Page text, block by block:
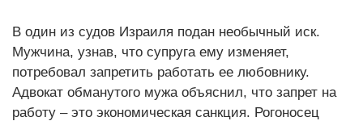
В один из судов Израиля подан необычный иск.
Мужчина, узнав, что супруга ему изменяет,
потребовал запретить работать ее любовнику.
Адвокат обманутого мужа объяснил, что запрет на
работу – это экономическая санкция. Рогоносец